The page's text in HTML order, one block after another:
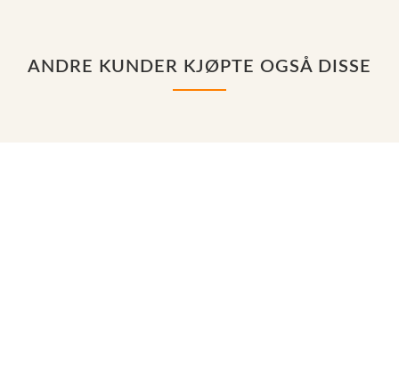
ANDRE KUNDER KJØPTE OGSÅ DISSE